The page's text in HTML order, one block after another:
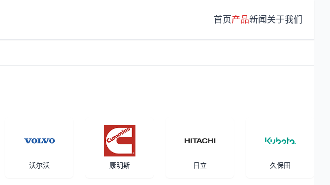
首页产品新闻 关于我们
沃尔沃 康明斯 日立 久保田